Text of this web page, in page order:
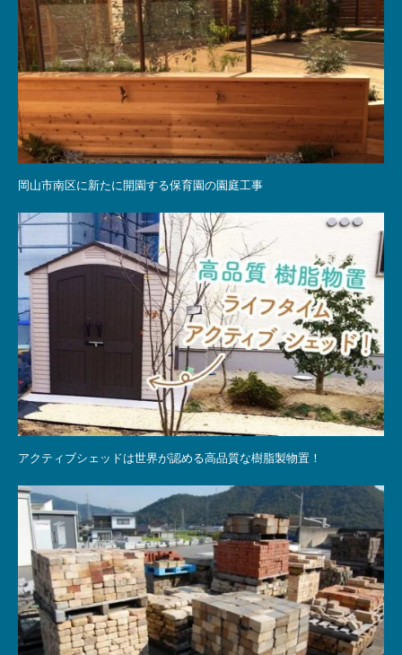
岡山市南区に新たに開園する保育園の園庭工事
アクティブシェッドは世界が認める高品質な樹脂製物置！